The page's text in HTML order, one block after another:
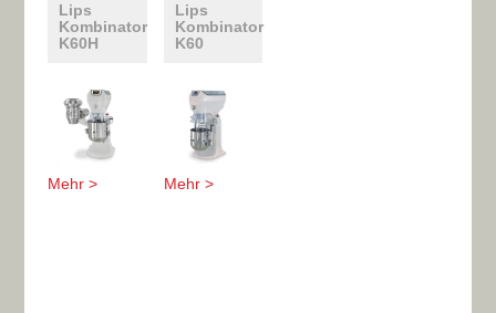
Lips
Kombinator
K60H
Mehr >
Lips
Kombinator
K60
Mehr >